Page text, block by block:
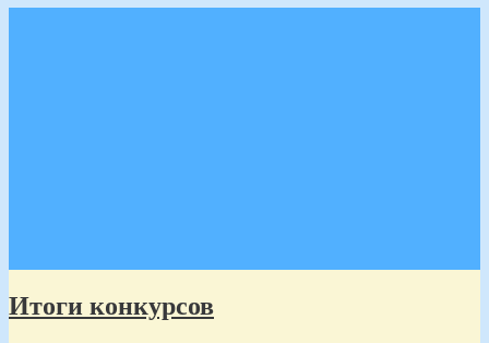
Итоги конкурсов